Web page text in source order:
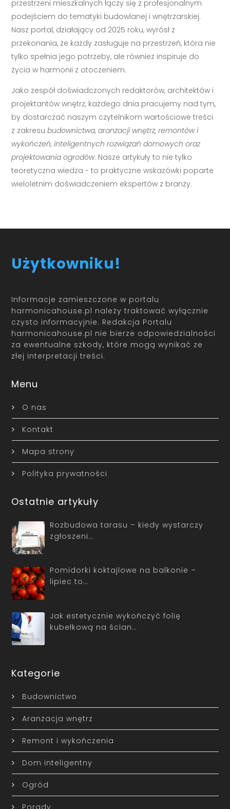
przestrzeni mieszkalnych łączy się z profesjonalnym
podejściem do tematyki budowlanej i wnętrzarskiej.
Nasz portal, działający od 2025 roku, wyrósł z
przekonania, że każdy zasługuje na przestrzeń, która nie
tylko spełnia jego potrzeby, ale również inspiruje do
życia w harmonii z otoczeniem.
Jako zespół doświadczonych redaktorów, architektów i
projektantów wnętrz, każdego dnia pracujemy nad tym,
by dostarczać naszym czytelnikom wartościowe treści
z zakresubudownictwa, aranżacji wnętrz, remontów i
wykończeń, inteligentnych rozwiązań domowych oraz
projektowania ogrodów. Nasze artykuły to nie tylko
teoretyczna wiedza - to praktyczne wskazówki poparte
wieloletnim doświadczeniem ekspertów z branży.
Użytkowniku!
Informacje zamieszczone w portalu
harmonicahouse.pl należy traktować wyłącznie
czysto informacyjnie. Redakcja Portalu
harmonicahouse.pl nie bierze odpowiedzialności
za ewentualne szkody, które mogą wynikać ze
złej interpretacji treści.
Menu
O nas
Kontakt
Mapa strony
Polityka prywatności
Ostatnie artykuły
Rozbudowa tarasu – kiedy wystarczy
zgłoszeni…
Pomidorki koktajlowe na balkonie –
lipiec to…
Jak estetycznie wykończyć folię
kubełkową na ścian…
Kategorie
Budownictwo
Aranżacja wnętrz
Remont i wykończenia
Dom inteligentny
Ogród
Porady